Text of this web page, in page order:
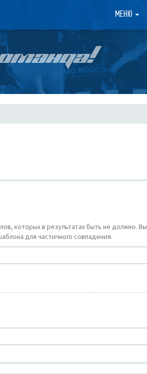
МЕНЮ
которых в результатах быть не должно. Вы
для частичного совпадения.